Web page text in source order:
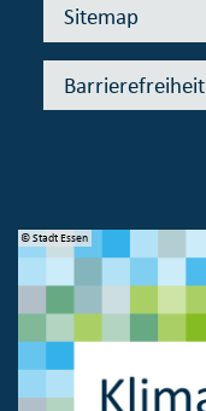
Sitemap
Barrierefreiheit
© Stadt Essen